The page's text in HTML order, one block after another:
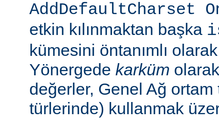
AddDefaultCharset
etkin kılınmaktan başka
kümesini öntanımlı
Yönergede karküm
değerler, Genel Ağ
türlerinde) kullanmak